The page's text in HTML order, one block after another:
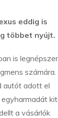
eddig is
többet nyújt.
is
autót adott el
a vásárlók